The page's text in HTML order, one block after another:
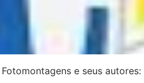
e seus autores: